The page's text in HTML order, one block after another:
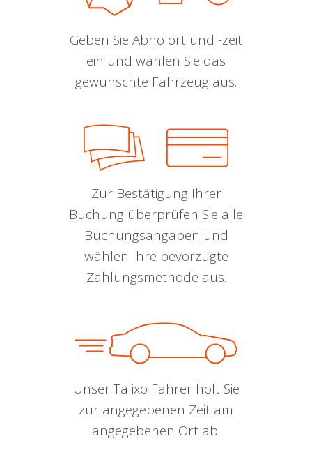
Geben Sie Abholort und -zeit
ein und wählen Sie das
gewünschte Fahrzeug aus.
Zur Bestätigung Ihrer
Buchung überprüfen Sie alle
Buchungsangaben und
wählen Ihre bevorzugte
Zahlungsmethode aus.
Unser Talixo Fahrer holt Sie
zur angegebenen Zeit am
angegebenen Ort ab.